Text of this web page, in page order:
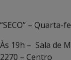
“SECO” – Quarta-
Às 19h – Sala de
2270 – Centro